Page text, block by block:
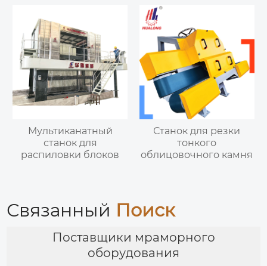
Мультиканатный
станок для
распиловки блоков
Станок для резки
тонкого
облицовочного камня
Связанный Поиск
Поставщики мраморного
оборудования